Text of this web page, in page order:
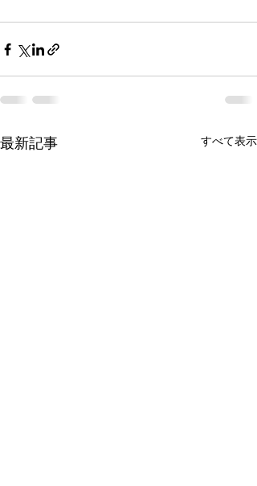
最新記事 すべて表示